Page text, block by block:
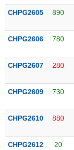
biệt
được
ký
Danh
ETF
phiếu
tiết
CHPG2605 890
CHPG2606 780
CHPG2607 280
CHPG2609 730
CHPG2610 880
CHPG2612 20
TƯ
DỮ
LIỆU
MỚI
Ngành
(-)